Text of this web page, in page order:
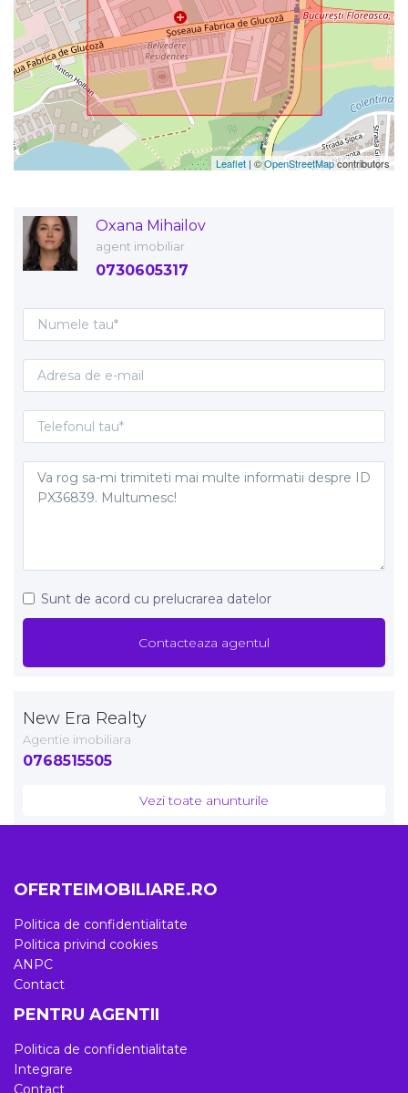
Leaflet | ©OpenStreetMapcontributors
Oxana Mihailov
agent imobiliar
0730605317
Sunt de acord cu prelucrarea datelor
New Era Realty
Agentie imobiliara
0768515505
Vezi toate anunturile
OFERTEIMOBILIARE.RO
Politica de confidentialitate
Politica privind cookies
ANPC
Contact
PENTRU AGENTII
Politica de confidentialitate
Integrare
Contact